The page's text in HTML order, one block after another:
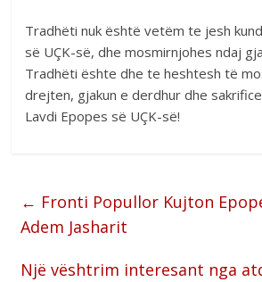
Tradhëti nuk është vetëm te jesh
së UÇK-së, dhe mosmirnjohes ndaj
Tradhëti ështe dhe te heshtesh të
drejten, gjakun e derdhur dhe
Lavdi Epopes së UÇK-së!
← Fronti Popullor Kujton
Adem Jasharit
Një vështrim interesant nga